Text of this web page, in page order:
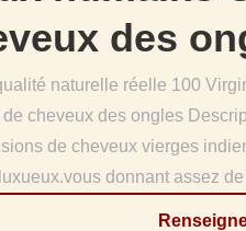
des
naturelle réelle 100
cheveux des ongles
de cheveux vierges
donnant assez de